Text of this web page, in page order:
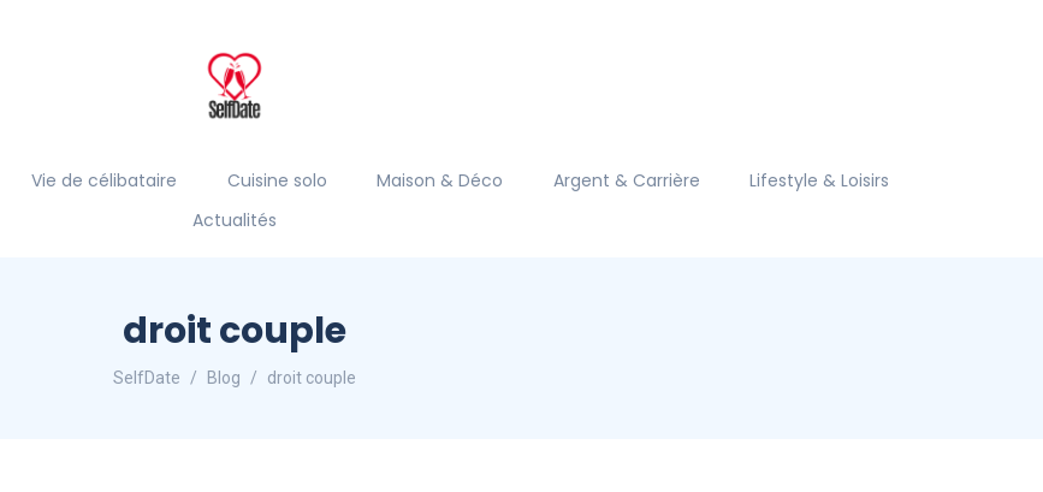
Vie de célibataire Cuisine solo Maison & Déco Argent & Carrière
Lifestyle & Loisirs
Actualités
droit couple
SelfDate Blog droit couple